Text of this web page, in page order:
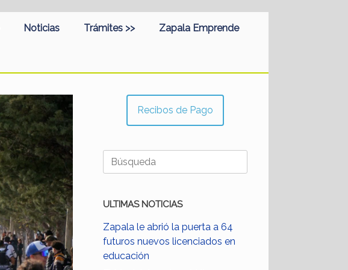
Noticias Trámites >> Zapala Emprende
Recibos de Pago
Buscar:
ULTIMAS NOTICIAS
Zapala le abrió la puerta a 64
futuros nuevos licenciados en
educación